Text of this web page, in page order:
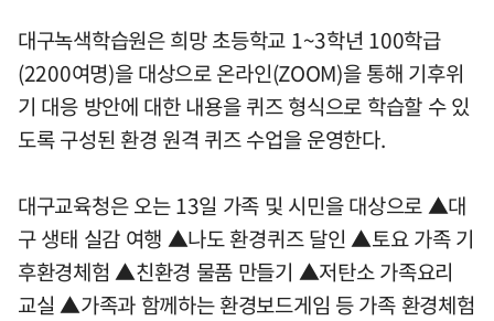
대구녹색학습원은 희망 초등학교 1~3학년 100학급
(2200여명)을 대상으로 온라인(ZOOM)을 통해 기후위
기 대응 방안에 대한 내용을 퀴즈 형식으로 학습할 수 있
도록 구성된 환경 원격 퀴즈 수업을 운영한다.
대구교육청은 오는 13일 가족 및 시민을 대상으로 ▲대
구 생태 실감 여행 ▲나도 환경퀴즈 달인 ▲토요 가족 기
후환경체험 ▲친환경 물품 만들기 ▲저탄소 가족요리
교실 ▲가족과 함께하는 환경보드게임 등 가족 환경체험